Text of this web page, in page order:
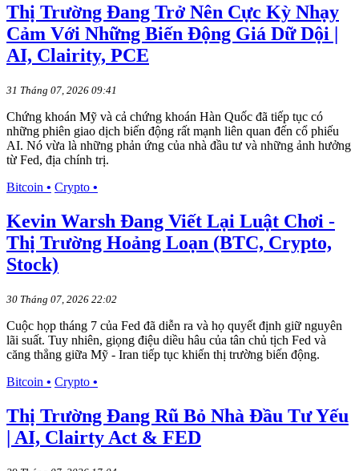
Thị Trường Đang Trở Nên Cực Kỳ Nhạy
Cảm Với Những Biến Động Giá Dữ Dội |
AI, Clairity, PCE
31 Tháng 07, 2026 09:41
Chứng khoán Mỹ và cả chứng khoán Hàn Quốc đã tiếp tục có
những phiên giao dịch biến động rất mạnh liên quan đến cổ phiếu
AI. Nó vừa là những phản ứng của nhà đầu tư và những ảnh hưởng
từ Fed, địa chính trị.
Bitcoin • Crypto •
Kevin Warsh Đang Viết Lại Luật Chơi -
Thị Trường Hoảng Loạn (BTC, Crypto,
Stock)
30 Tháng 07, 2026 22:02
Cuộc họp tháng 7 của Fed đã diễn ra và họ quyết định giữ nguyên
lãi suất. Tuy nhiên, giọng điệu diều hâu của tân chủ tịch Fed và
căng thẳng giữa Mỹ - Iran tiếp tục khiến thị trường biến động.
Bitcoin • Crypto •
Thị Trường Đang Rũ Bỏ Nhà Đầu Tư Yếu
| AI, Clairty Act & FED